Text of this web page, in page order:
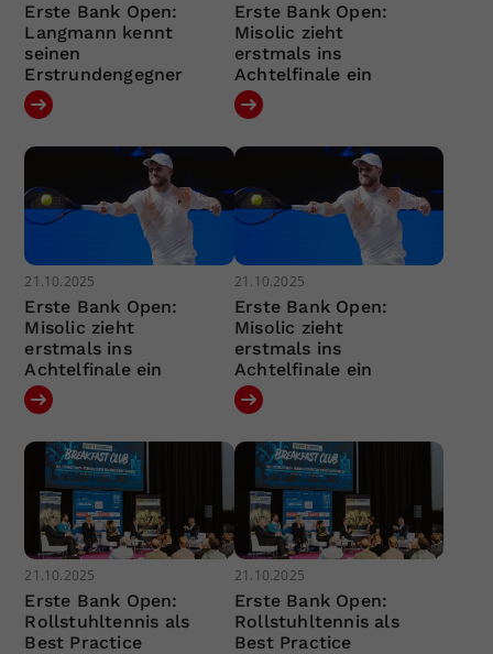
Erste Bank Open:
Langmann kennt
seinen
Erstrundengegner
Erste Bank Open:
Misolic zieht
erstmals ins
Achtelfinale ein
21.10.2025
Erste Bank Open:
Misolic zieht
erstmals ins
Achtelfinale ein
21.10.2025
Erste Bank Open:
Misolic zieht
erstmals ins
Achtelfinale ein
21.10.2025
Erste Bank Open:
Rollstuhltennis als
Best Practice
21.10.2025
Erste Bank Open:
Rollstuhltennis als
Best Practice